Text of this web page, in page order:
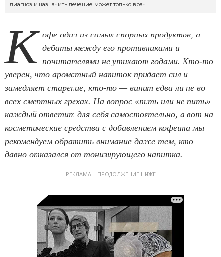
диагноз и назначить лечение может только врач.
К офе один из самых спорных продуктов, а
дебаты между его противниками и
почитателями не утихают годами. Кто-то
уверен, что ароматный напиток придает сил и
замедляет старение, кто-то — винит едва ли не во
всех смертных грехах. На вопрос «пить или не пить»
каждый ответит для себя самостоятельно, а вот на
косметические средства с добавлением кофеина мы
рекомендуем обратить внимание даже тем, кто
давно отказался от тонизирующего напитка.
РЕКЛАМА – ПРОДОЛЖЕНИЕ НИЖЕ